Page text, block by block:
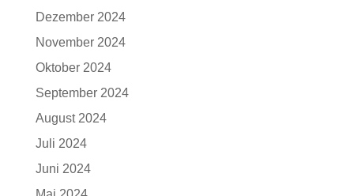
Dezember 2024
November 2024
Oktober 2024
September 2024
August 2024
Juli 2024
Juni 2024